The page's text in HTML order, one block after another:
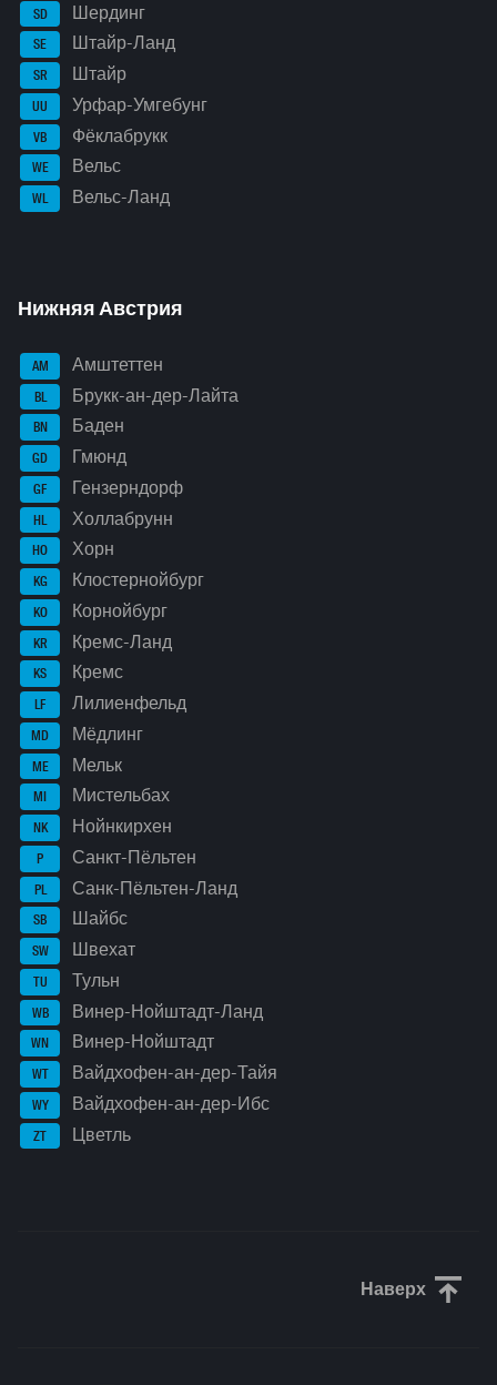
SD Шердинг
SE Штайр-Ланд
SR Штайр
UU Урфар-Умгебунг
VB Фёклабрукк
WE Вельс
WL Вельс-Ланд
Нижняя Австрия
AM Амштеттен
BL Брукк-ан-дер-Лайта
BN Баден
GD Гмюнд
GF Гензерндорф
HL Холлабрунн
HO Хорн
KG Клостернойбург
KO Корнойбург
KR Кремс-Ланд
KS Кремс
LF Лилиенфельд
MD Мёдлинг
ME Мельк
MI Мистельбах
NK Нойнкирхен
P Санкт-Пёльтен
PL Санк-Пёльтен-Ланд
SB Шайбс
SW Швехат
TU Тульн
WB Винер-Нойштадт-Ланд
WN Винер-Нойштадт
WT Вайдхофен-ан-дер-Тайя
WY Вайдхофен-ан-дер-Ибс
ZT Цветль
Наверх